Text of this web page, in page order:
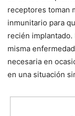
receptores toman
inmunitario para
recién implantado.
misma
necesaria en
en una situación